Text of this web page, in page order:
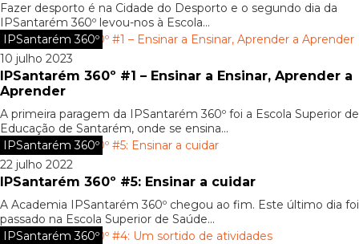
Fazer desporto é na Cidade do Desporto e o segundo dia da
IPSantarém 360º levou-nos à Escola...
IPSantarém 360º
10 julho 2023
IPSantarém 360º #1 – Ensinar a Ensinar, Aprender a
Aprender
A primeira paragem da IPSantarém 360º foi a Escola Superior de
Educação de Santarém, onde se ensina...
IPSantarém 360º
22 julho 2022
IPSantarém 360º #5: Ensinar a cuidar
A Academia IPSantarém 360º chegou ao fim. Este último dia foi
passado na Escola Superior de Saúde...
IPSantarém 360º